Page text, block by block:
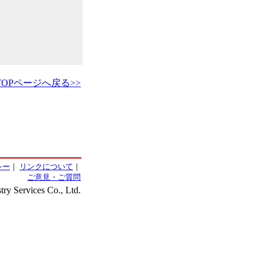
ページへ戻る>>
ー ｜ リンクについて ｜
ご意見・ご質問
Services Co., Ltd.